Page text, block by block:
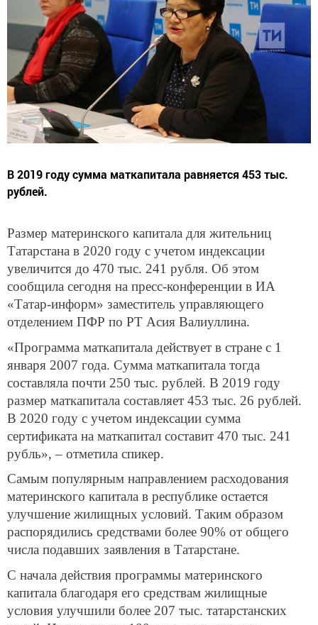
В 2019 году сумма маткапитала равняется 453 тыс.
рублей.
Размер материнского капитала для жительниц
Татарстана в 2020 году с учетом индексации
увеличится до 470 тыс. 241 рубля. Об этом
сообщила сегодня на пресс-конференции в ИА
«Татар-информ» заместитель управляющего
отделением ПФР по РТ Асия Валиуллина.
«Программа маткапитала действует в стране с 1
января 2007 года. Сумма маткапитала тогда
составляла почти 250 тыс. рублей. В 2019 году
размер маткапитала составляет 453 тыс. 26 рублей.
В 2020 году с учетом индексации сумма
сертификата на маткапитал составит 470 тыс. 241
рубль», – отметила спикер.
Самым популярным направлением расходования
материнского капитала в республике остается
улучшение жилищных условий. Таким образом
распорядились средствами более 90% от общего
числа подавших заявления в Татарстане.
С начала действия программы материнского
капитала благодаря его средствам жилищные
условия улучшили более 207 тыс. татарстанских